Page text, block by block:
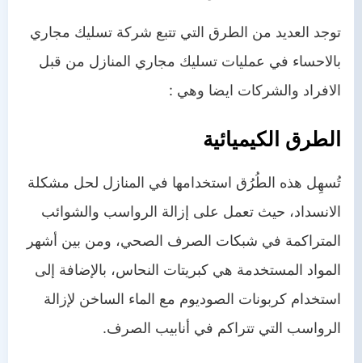
توجد العديد من الطرق التي تتبع شركة تسليك مجاري
بالاحساء في عمليات تسليك مجاري المنازل من قبل
الافراد والشركات ايضا وهي :
الطرق الكيميائية
تُسهِل هذه الطُرُق استخدامها في المنازل لحل مشكلة
الانسداد، حيث تعمل على إزالة الرواسب والشوائب
المتراكمة في شبكات الصرف الصحي، ومن بين أشهر
المواد المستخدمة هي كبريتات النحاس، بالإضافة إلى
استخدام كربونات الصوديوم مع الماء الساخن لإزالة
الرواسب التي تتراكم في أنابيب الصرف.